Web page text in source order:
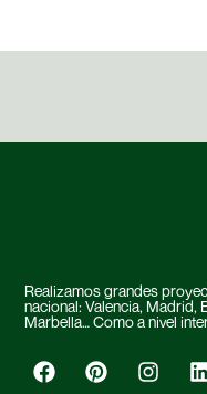
Realizamos grandes
nacional: Valencia, Madrid,
Marbella… Como a nivel